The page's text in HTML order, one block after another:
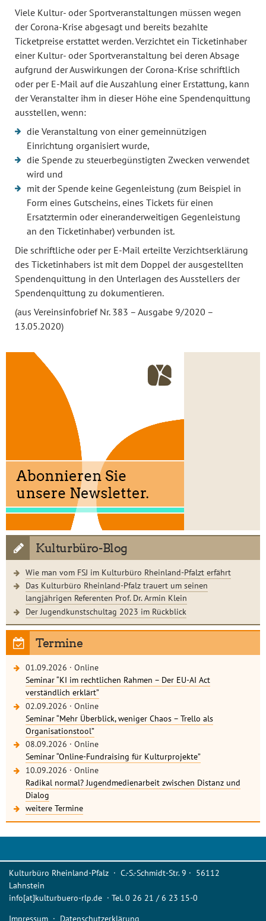
Viele Kultur- oder Sportveranstaltungen müssen wegen
der Corona-Krise abgesagt und bereits bezahlte
Ticketpreise erstattet werden. Verzichtet ein Ticketinhaber
einer Kultur- oder Sportveranstaltung bei deren Absage
aufgrund der Auswirkungen der Corona-Krise schriftlich
oder per E-Mail auf die Auszahlung einer Erstattung, kann
der Veranstalter ihm in dieser Höhe eine Spendenquittung
ausstellen, wenn:
die Veranstaltung von einer gemeinnützigen
Einrichtung organisiert wurde,
die Spende zu steuerbegünstigten Zwecken verwendet
wird und
mit der Spende keine Gegenleistung (zum Beispiel in
Form eines Gutscheins, eines Tickets für einen
Ersatztermin oder eineranderweitigen Gegenleistung
an den Ticketinhaber) verbunden ist.
Die schriftliche oder per E-Mail erteilte Verzichtserklärung
des Ticketinhabers ist mit dem Doppel der ausgestellten
Spendenquittung in den Unterlagen des Ausstellers der
Spendenquittung zu dokumentieren.
(aus Vereinsinfobrief Nr. 383 – Ausgabe 9/2020 –
13.05.2020)
Kulturbüro-Blog
Wie man vom FSJ im Kulturbüro Rheinland-Pfalzt erfährt
Das Kulturbüro Rheinland-Pfalz trauert um seinen
langjährigen Referenten Prof. Dr. Armin Klein
Der Jugendkunstschultag 2023 im Rückblick
Termine
01.09.2026 · Online
Seminar “KI im rechtlichen Rahmen – Der EU-AI Act
verständlich erklärt”
02.09.2026 · Online
Seminar “Mehr Überblick, weniger Chaos – Trello als
Organisationstool”
08.09.2026 · Online
Seminar “Online-Fundraising für Kulturprojekte”
10.09.2026 · Online
Radikal normal? Jugendmedienarbeit zwischen Distanz und
Dialog
weitere Termine
Kulturbüro Rheinland-Pfalz · C.-S.-Schmidt-Str. 9 · 56112
Lahnstein
info[at]kulturbuero-rlp.de · Tel. 0 26 21 / 6 23 15-0
Impressum · Datenschutzerklärung